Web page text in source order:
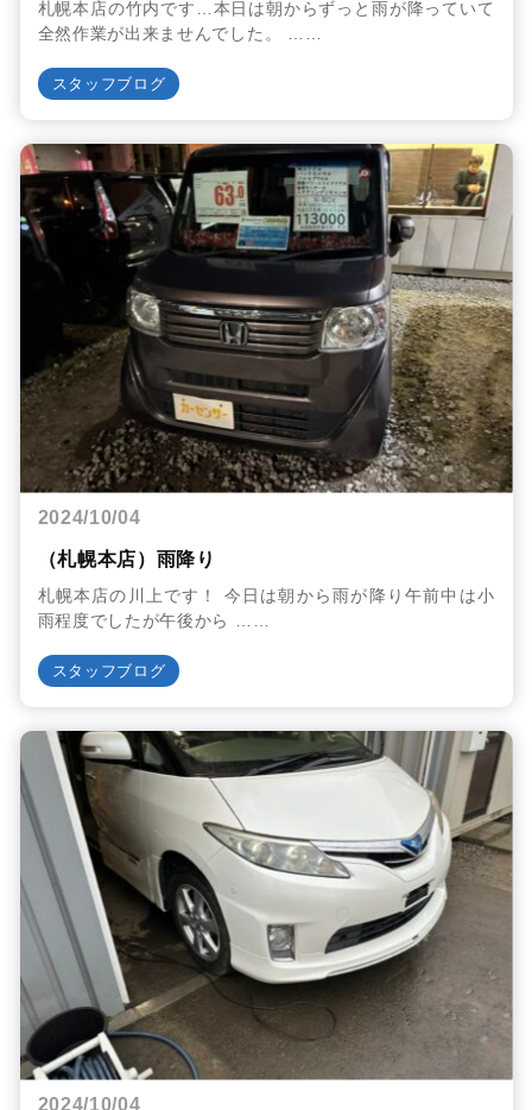
札幌本店の竹内です…本日は朝からずっと雨が降っていて
全然作業が出来ませんでした。 ……
スタッフブログ
2024/10/04
（札幌本店）雨降り
札幌本店の川上です！ 今日は朝から雨が降り午前中は小
雨程度でしたが午後から ……
スタッフブログ
2024/10/04